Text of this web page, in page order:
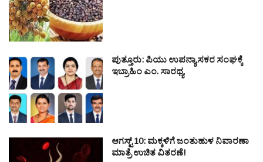
ಪುತ್ತೂರು: ಪಿಯು ಉಪನ್ಯಾಸಕರ ಸಂಘಕ್ಕೆ
ಇಬ್ರಾಹಿಂ ಎಂ. ಸಾರಥ್ಯ
ಆಗಸ್ಟ್ 10: ಮಕ್ಕಳಿಗೆ ಜಂತುಹುಳ ನಿವಾರಣಾ
ಮಾತ್ರೆ ಉಚಿತ ವಿತರಣೆ!